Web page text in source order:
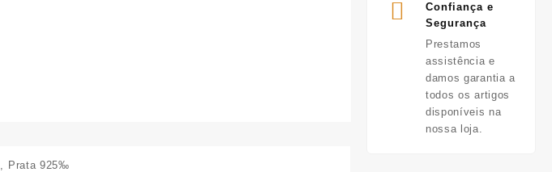
Prata 925‰
Confiança e
Segurança
Prestamos
assistência e
damos garantia a
todos os artigos
disponíveis na
nossa loja.